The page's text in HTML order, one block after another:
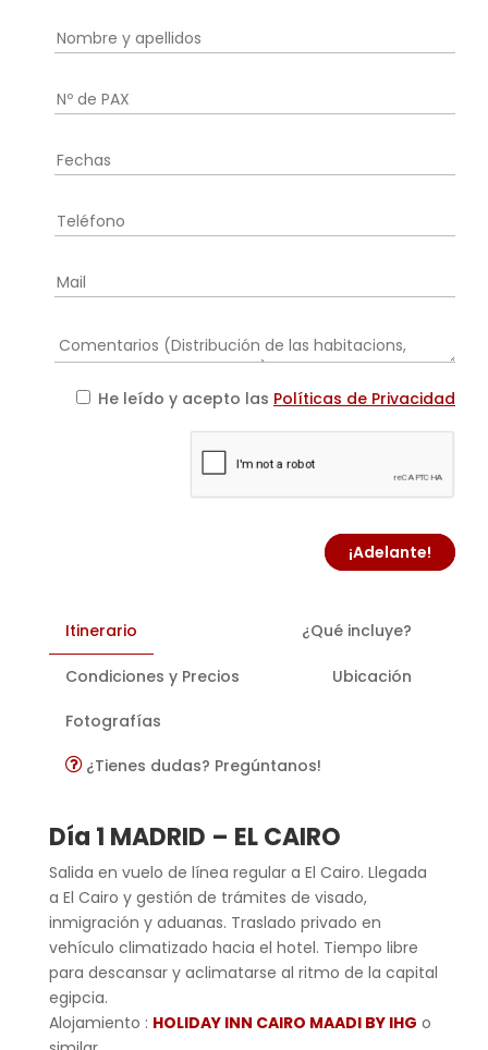
He leído y acepto las Políticas de Privacidad
¡Adelante!
Itinerario ¿Qué incluye?
Condiciones y Precios Ubicación
Fotografías
¿Tienes dudas? Pregúntanos!
Día 1 MADRID – EL CAIRO
Salida en vuelo de línea regular a El Cairo. Llegada
a El Cairo y gestión de trámites de visado,
inmigración y aduanas. Traslado privado en
vehículo climatizado hacia el hotel. Tiempo libre
para descansar y aclimatarse al ritmo de la capital
egipcia.
Alojamiento : HOLIDAY INN CAIRO MAADI BY IHG o